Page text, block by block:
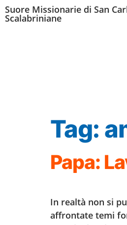
Suore Missionarie di San
Scalabriniane
Tag:
Papa:
In realtà non si
affrontate temi